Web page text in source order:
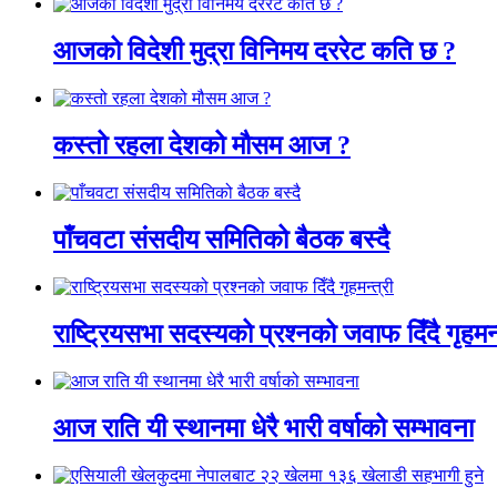
आजको विदेशी मुद्रा विनिमय दररेट कति छ ?
कस्तो रहला देशको मौसम आज ?
पाँचवटा संसदीय समितिको बैठक बस्दै
राष्ट्रियसभा सदस्यको प्रश्नको जवाफ दिँदै
आज राति यी स्थानमा धेरै भारी वर्षाको सम्भावना